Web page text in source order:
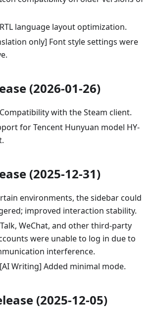
language layout optimization.
only] Font style settings were
(2026-01-26)
with the Steam client.
for Tencent Hunyuan model HY-
(2025-12-31)
environments, the sidebar could
improved interaction stability.
WeChat, and other third-party
were unable to log in due to
interference.
Writing] Added minimal mode.
(2025-12-05)